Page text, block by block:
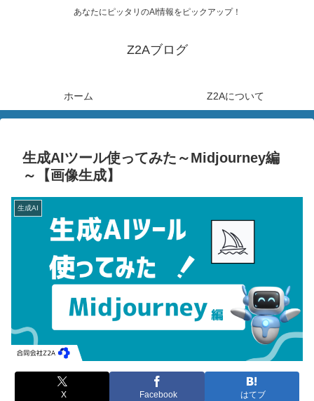
あなたにピッタリのAI情報をピックアップ！
Z2Aブログ
ホーム Z2Aについて
生成AIツール使ってみた～Midjourney編
～【画像生成】
生成AI
X Facebook はてブ